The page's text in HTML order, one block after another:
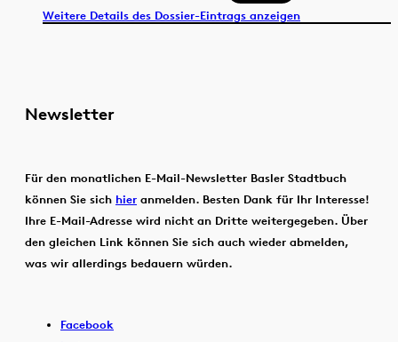
Weitere Details des Dossier-Eintrags anzeigen
Newsletter
Für den monatlichen E-Mail-Newsletter Basler Stadtbuch
können Sie sich hier anmelden. Besten Dank für Ihr Interesse!
Ihre E-Mail-Adresse wird nicht an Dritte weitergegeben. Über
den gleichen Link können Sie sich auch wieder abmelden,
was wir allerdings bedauern würden.
Facebook